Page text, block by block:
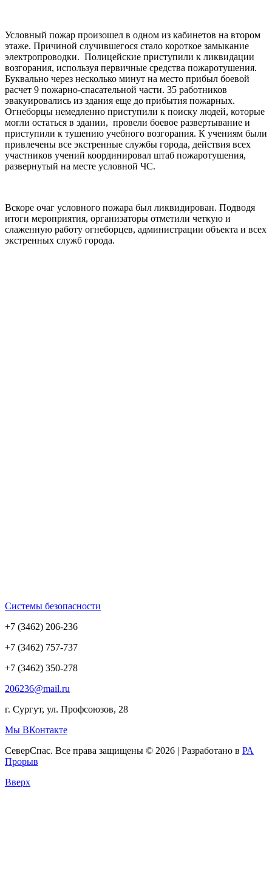
Условный пожар произошел в одном из кабинетов на втором
этаже. Причиной случившегося стало короткое замыкание
электропроводки. Полицейские приступили к ликвидации
возгорания, используя первичные средства пожаротушения.
Буквально через несколько минут на место прибыл боевой
расчет 9 пожарно-спасательной части. 35 работников
эвакуировались из здания еще до прибытия пожарных.
Огнеборцы немедленно приступили к поиску людей, которые
могли остаться в здании, провели боевое развертывание и
приступили к тушению учебного возгорания. К учениям были
привлечены все экстренные службы города, действия всех
участников учений координировал штаб пожаротушения,
развернутый на месте условной ЧС.
Вскоре очаг условного пожара был ликвидирован. Подводя
итоги мероприятия, организаторы отметили четкую и
слаженную работу огнеборцев, администрации объекта и всех
экстренных служб города.
Системы безопасности
+7 (3462) 206-236
+7 (3462) 757-737
+7 (3462) 350-278
206236@mail.ru
г. Сургут, ул. Профсоюзов, 28
Мы ВКонтакте
СеверСпас. Все права защищены © 2026 | Разработано в РА
Прорыв
Вверх